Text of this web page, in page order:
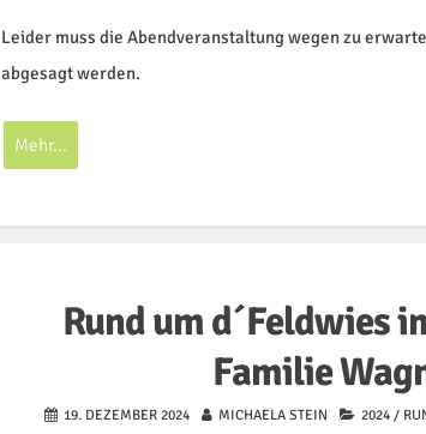
Leider muss die Abendveranstaltung wegen zu
abgesagt werden.
Mehr...
Rund um d´Feldwies
Familie
19. DEZEMBER 2024 MICHAELA STEIN 2024/